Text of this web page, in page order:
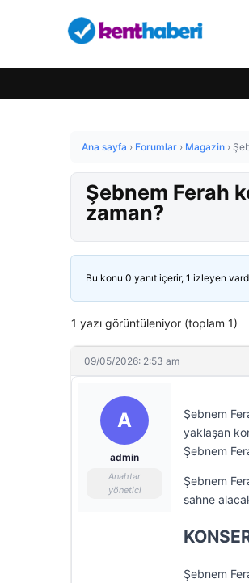
Ana sayfa › Forumlar › Magazin ›
Şebnem Ferah
zaman?
Bu konu 0 yanıt içerir, 1 izleyen
1 yazı görüntüleniyor (toplam 1)
09/05/2026: 2:53 am
A
admin
Anahtar
yönetici
Şebnem
yaklaşan
Şebnem
Şebnem
sahne
Şebnem